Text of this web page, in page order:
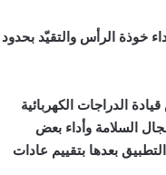
خوذة الرأس والتقيّد بحدود
الدراجات الكهربائية
السلامة وأداء بعض
بعدها بتقييم عادات